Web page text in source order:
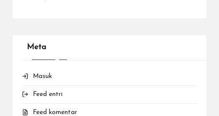
Meta
Masuk
Feed entri
Feed komentar